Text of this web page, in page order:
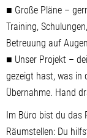
■ Große Pläne –
Training,
Betreuung auf
■ Unser Projekt –
gezeigt hast, was in
Übernahme. Hand
Im Büro bist du das
Räumstellen: Du